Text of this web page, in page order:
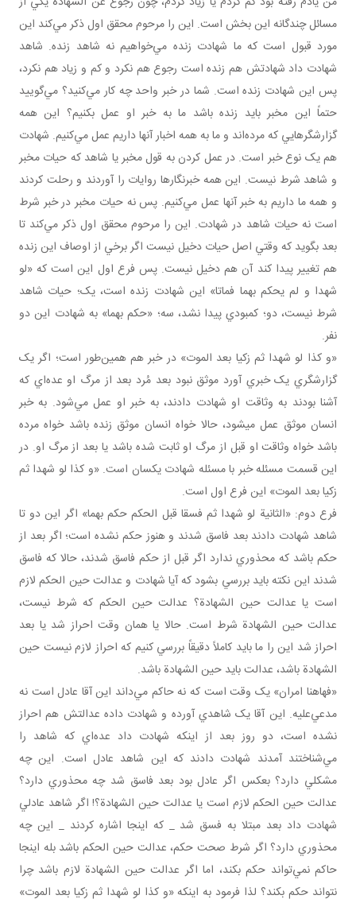
مسائل چندگانه اين بخش است. اين را مرحوم محقق اول ذکر مي‌کند اين
مورد قبول است که ما شهادت زنده مي‌خواهيم نه شاهد زنده. شاهد
شهادت داد شهادتش هم زنده است رجوع هم نکرد و کم و زياد هم نکرد،
پس اين شهادت زنده است. شما در خبر واحد چه کار مي‌کنيد؟ مي‌گوييد
حتماً اين مخبر بايد زنده باشد ما به خبر او عمل بکنيم؟ اين همه
گزارشگرهايي که مرده‌اند و ما به همه اخبار آنها داريم عمل مي‌کنيم. شهادت
هم يک نوع خبر است. در عمل کردن به قول مخبر يا شاهد که حيات مخبر
و شاهد شرط نيست. اين همه خبرنگارها روايات را آوردند و رحلت کردند
و همه ما داريم به خبر آنها عمل مي‌کنيم. پس نه حيات مخبر در خبر شرط
است نه حيات شاهد در شهادت. اين را مرحوم محقق اول ذکر مي‌کند تا
بعد بگويد که وقتي اصل حيات دخيل نيست اگر برخي از اوصاف اين زنده
هم تغيير پيدا کند آن هم دخيل نيست. پس فرع اول اين است که «لو
شهدا و لم يحکم بهما فماتا» اين شهادت زنده است، يک؛ حيات شاهد
شرط نيست، دو؛ کمبودي پيدا نشد، سه؛ «حکم بهما» به شهادت اين دو
نفر.
«و کذا لو شهدا ثم زکيا بعد الموت» در خبر هم همين‌طور است؛ اگر يک
گزارشگري يک خبري آورد موثق نبود بعد مُرد بعد از مرگ او عده‌اي که
آشنا بودند به وثاقت او شهادت دادند، به خبر او عمل مي‌شود. به خبر
انسان موثق عمل می­شود، حالا خواه انسان موثق زنده باشد خواه مرده
باشد خواه وثاقت او قبل از مرگ او ثابت شده باشد يا بعد از مرگ او. در
اين قسمت مسئله خبر با مسئله شهادت يکسان است. «و کذا لو شهدا ثم
زکيا بعد الموت» اين فرع اول است.
فرع دوم: «الثانية لو شهدا ثم فسقا قبل الحكم حكم بهما» اگر اين دو تا
شاهد شهادت دادند بعد فاسق شدند و هنوز حکم نشده است؛ اگر بعد از
حکم باشد که محذوري ندارد اگر قبل از حکم فاسق شدند، حالا که فاسق
شدند اين نکته بايد بررسي بشود که آيا شهادت و عدالت حين الحکم لازم
است يا عدالت حين الشهادة؟ عدالت حين الحکم که شرط نيست،
عدالت حين الشهادة شرط است. حالا يا همان وقت احراز شد يا بعد
احراز شد اين را ما بايد کاملاً دقيقاً بررسي کنيم که احراز لازم نيست حين
الشهادة باشد، عدالت بايد حين الشهادة باشد.
«فهاهنا امران» يک وقت است که نه حاکم مي‌داند اين آقا عادل است نه
مدعي‌عليه. اين آقا يک شاهدي آورده و شهادت داده عدالتش هم احراز
نشده است، دو روز بعد از اينکه شهادت داد عده‌اي که شاهد را
مي‌شناختند آمدند شهادت دادند که اين شاهد عادل است. اين چه
مشکلي دارد؟ بعکس اگر عادل بود بعد فاسق شد چه محذوري دارد؟
عدالت حين الحکم لازم است يا عدالت حين الشهادة؟! اگر شاهد عادلي
شهادت داد بعد مبتلا به فسق شد _ که اينجا اشاره کردند _ اين چه
محذوري دارد؟ اگر شرط صحت حکم، عدالت حين الحکم باشد بله اينجا
حاکم نمي‌تواند حکم بکند، اما اگر عدالت حين الشهادة لازم باشد چرا
نتواند حکم بکند؟ لذا فرمود به اينکه «و کذا لو شهدا ثم زکيا بعد الموت»